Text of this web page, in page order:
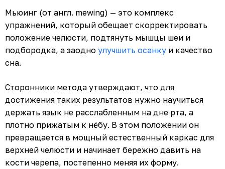
Мьюинг (от англ. mewing) — это комплекс
упражнений, который обещает скорректировать
положение челюсти, подтянуть мышцы шеи и
подбородка, а заодно улучшить осанку и качество
сна.
Сторонники метода утверждают, что для
достижения таких результатов нужно научиться
держать язык не расслабленным на дне рта, а
плотно прижатым к нёбу. В этом положении он
превращается в мощный естественный каркас для
верхней челюсти и начинает бережно давить на
кости черепа, постепенно меняя их форму.